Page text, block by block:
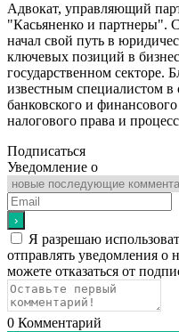
Адвокат, управляющий
"Касьяненко и партнеры".
начал свой путь в
ключевых позиций в
государственном секторе.
известным специалистом в
банковского и
налогового права и
Подписаться
Уведомление о
Я разрешаю
отправлять уведомления о
можете отказаться от
0 Комментарий